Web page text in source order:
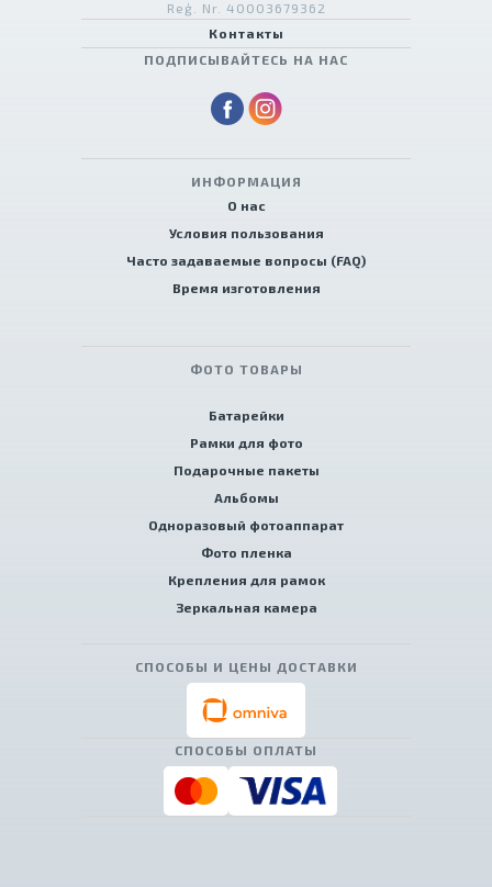
Reģ. Nr. 40003679362
Контакты
ПОДПИСЫВАЙТЕСЬ НА НАС
ИНФОРМАЦИЯ
О нас
Условия пользования
Часто задаваемые вопросы (FAQ)
Время изготовления
ФОТО ТОВАРЫ
Батарейки
Рамки для фото
Подарочные пакеты
Альбомы
Одноразовый фотоаппарат
Фото пленка
Крепления для рамок
Зеркальная камера
СПОСОБЫ И ЦЕНЫ ДОСТАВКИ
СПОСОБЫ ОПЛАТЫ